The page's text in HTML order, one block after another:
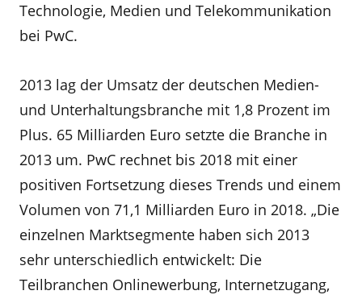
Technologie, Medien und Telekommunikation
bei PwC.
2013 lag der Umsatz der deutschen Medien-
und Unterhaltungsbranche mit 1,8 Prozent im
Plus. 65 Milliarden Euro setzte die Branche in
2013 um. PwC rechnet bis 2018 mit einer
positiven Fortsetzung dieses Trends und einem
Volumen von 71,1 Milliarden Euro in 2018. „Die
einzelnen Marktsegmente haben sich 2013
sehr unterschiedlich entwickelt: Die
Teilbranchen Onlinewerbung, Internetzugang,